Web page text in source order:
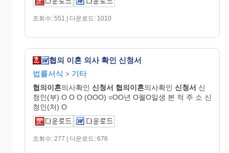
조회수: 551 | 다운로드: 1010
협의 이혼 의사 확인 신청서
법률서식 > 기타
협의이혼의사확인 신청서 협의이혼의사확인 신청서 신
청인(부) O O O (OOO) ○OO년 O월O일생 본 적 주 소 신
청인(처) O
조회수: 277 | 다운로드: 676